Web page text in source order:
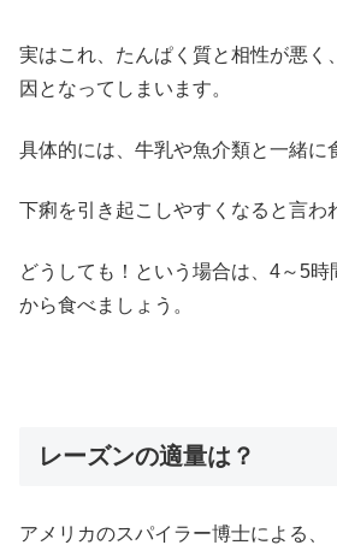
実はこれ、たんぱく質と相性が悪く
因となってしまいます。
具体的には、牛乳や魚介類と一緒に
下痢を引き起こしやすくなると言わ
どうしても！という場合は、4～5時
から食べましょう。
レーズンの適量は？
アメリカのスパイラー博士による、